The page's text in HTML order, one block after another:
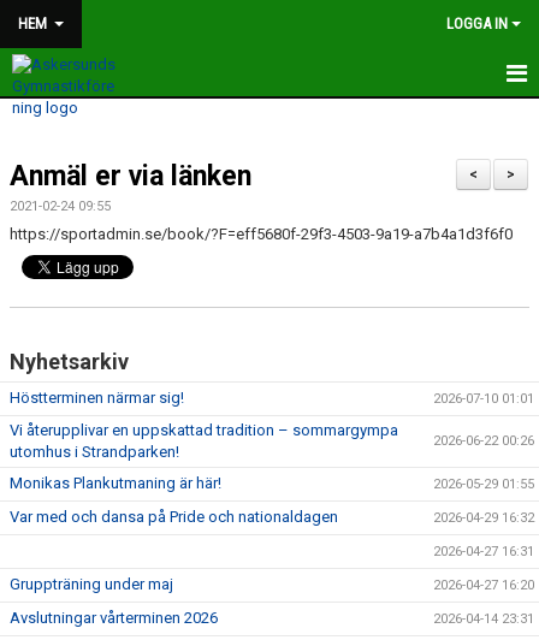
HEM LOGGA IN
HEM
SOMMARTRÄNING
MONIKAS PLANKUTMANING
TRÄNINGSTIDER OCH GRUPPER
FÖRENINGEN
BILDER OCH FILMER
NYHETER
>
<
Anmäl er via länken
2021-02-24 09:55
https://sportadmin.se/book/?F=eff5680f-29f3-4503-9a19-a7b4a1d3f6f0
Nyhetsarkiv
Höstterminen närmar sig! 2026-07-10 01:01
Vi återupplivar en uppskattad tradition – sommargympa
utomhus i Strandparken!
2026-06-22 00:26
Monikas Plankutmaning är här! 2026-05-29 01:55
Var med och dansa på Pride och nationaldagen 2026-04-29 16:32
2026-04-27 16:31
Gruppträning under maj 2026-04-27 16:20
Avslutningar vårterminen 2026 2026-04-14 23:31